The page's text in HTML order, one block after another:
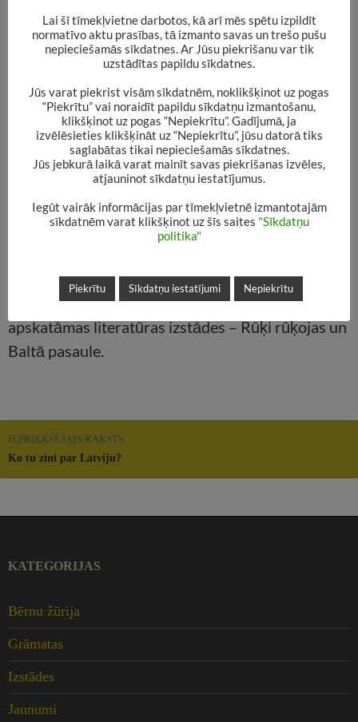
Decembra mēnesī Bērnu apkalpošanas nodaļā
apskatāmas literatūras izstādes – Rūķi rūķojas un
Baltā pasaule.
Rakstu
navigācija
IEPRIEKŠĒJAIS RAKSTS
Ko tu zini par Latviju?
KATEGORIJAS
Bērnu žūrija
Grāmatas
Izstādes
Jaunumi
Lai šī tīmekļvietne darbotos, kā arī mēs spētu izpildīt
normatīvo aktu prasības, tā izmanto savas un trešo pušu
nepieciešamās sīkdatnes. Ar Jūsu piekrišanu var tik
uzstādītas papildu sīkdatnes.
Jūs varat piekrist visām sīkdatnēm, noklikšķinot uz pogas
“Piekrītu” vai noraidīt papildu sīkdatņu izmantošanu,
klikšķinot uz pogas “Nepiekrītu”. Gadījumā, ja
izvēlēsieties klikšķināt uz “Nepiekrītu”, jūsu datorā tiks
saglabātas tikai nepieciešamās sīkdatnes.
Jūs jebkurā laikā varat mainīt savas piekrišanas izvēles,
atjauninot sīkdatņu iestatījumus.
Iegūt vairāk informācijas par tīmekļvietnē izmantotajām
sīkdatnēm varat klikšķinot uz šīs saites "Sīkdatņu
politika"
Piekrītu Sīkdatņu iestatījumi Nepiekrītu